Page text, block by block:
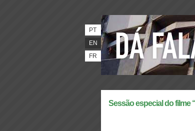
PT
EN
FR
Sessão especial do